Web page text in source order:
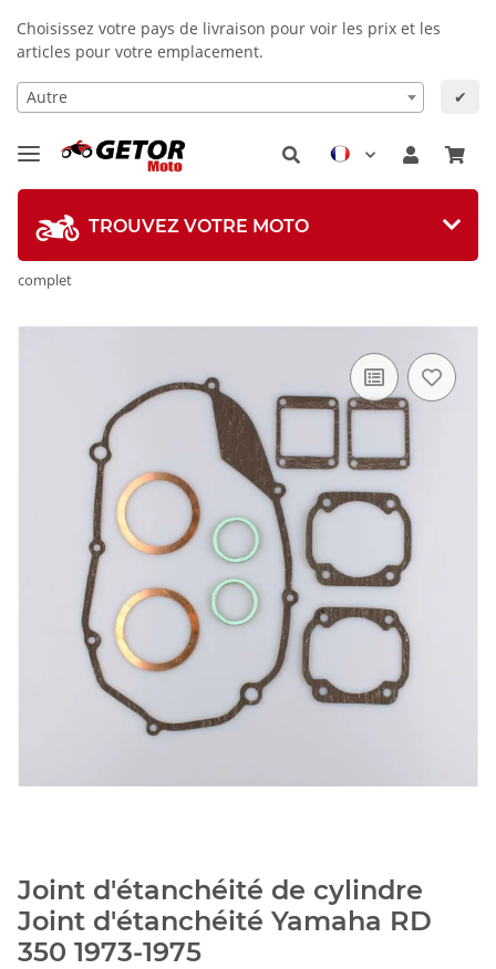
Choisissez votre pays de livraison pour voir les prix et les
articles pour votre emplacement.
Autre ✔
TROUVEZ VOTRE MOTO
complet
Joint d'étanchéité de cylindre
Joint d'étanchéité Yamaha RD
350 1973-1975